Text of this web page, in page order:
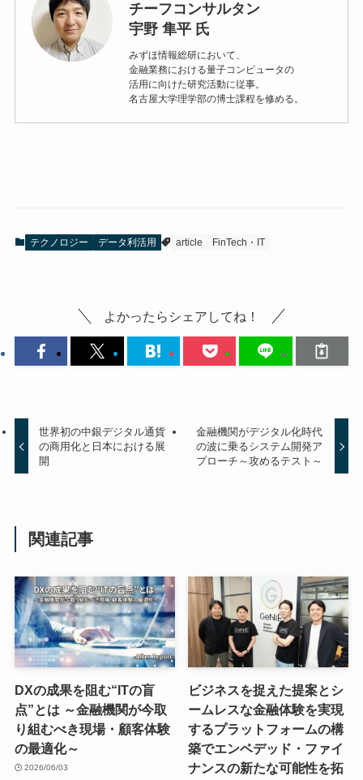
チーフコンサルタン
宇野 隼平 氏
みずほ情報総研において、
金融業務における量子コンピュータの
活用に向けた研究活動に従事。
名古屋大学理学部の博士課程を修める。
テクノロジー データ利活用 article FinTech・IT
よかったらシェアしてね！
世界初の中銀デジタル通貨
の商用化と日本における展
開
金融機関がデジタル化時代
の波に乗るシステム開発ア
プローチ～攻めるテスト～
関連記事
DXの成果を阻む“ITの盲
点”とは ～金融機関が今取
り組むべき現場・顧客体験
の最適化～
2026/06/03
ビジネスを捉えた提案とシ
ームレスな金融体験を実現
するプラットフォームの構
築でエンベデッド・ファイ
ナンスの新たな可能性を拓